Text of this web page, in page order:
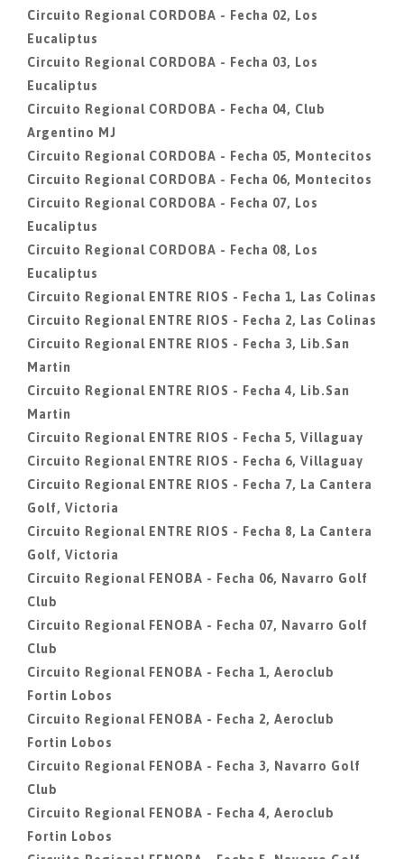
Circuito Regional CORDOBA - Fecha 02, Los
Eucaliptus
Circuito Regional CORDOBA - Fecha 03, Los
Eucaliptus
Circuito Regional CORDOBA - Fecha 04, Club
Argentino MJ
Circuito Regional CORDOBA - Fecha 05, Montecitos
Circuito Regional CORDOBA - Fecha 06, Montecitos
Circuito Regional CORDOBA - Fecha 07, Los
Eucaliptus
Circuito Regional CORDOBA - Fecha 08, Los
Eucaliptus
Circuito Regional ENTRE RIOS - Fecha 1, Las Colinas
Circuito Regional ENTRE RIOS - Fecha 2, Las Colinas
Circuito Regional ENTRE RIOS - Fecha 3, Lib.San
Martin
Circuito Regional ENTRE RIOS - Fecha 4, Lib.San
Martin
Circuito Regional ENTRE RIOS - Fecha 5, Villaguay
Circuito Regional ENTRE RIOS - Fecha 6, Villaguay
Circuito Regional ENTRE RIOS - Fecha 7, La Cantera
Golf, Victoria
Circuito Regional ENTRE RIOS - Fecha 8, La Cantera
Golf, Victoria
Circuito Regional FENOBA - Fecha 06, Navarro Golf
Club
Circuito Regional FENOBA - Fecha 07, Navarro Golf
Club
Circuito Regional FENOBA - Fecha 1, Aeroclub
Fortin Lobos
Circuito Regional FENOBA - Fecha 2, Aeroclub
Fortin Lobos
Circuito Regional FENOBA - Fecha 3, Navarro Golf
Club
Circuito Regional FENOBA - Fecha 4, Aeroclub
Fortin Lobos